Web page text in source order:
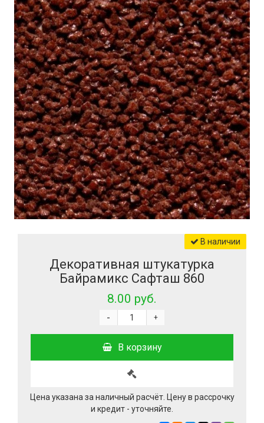
В наличии
Декоративная штукатурка
Байрамикс Сафташ 860
8.00 руб.
+
-
В корзину
Цена указана за наличный расчёт. Цену в рассрочку
и кредит - уточняйте.